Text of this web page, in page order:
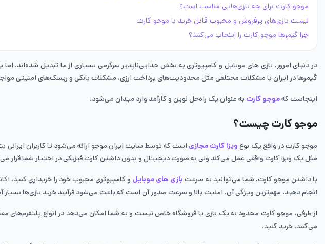
موجو کارت برای چه بازی‌هایی مناسب است؟
لیست بازی‌های پرفروش و محبوب قابل خرید با موجو کارت
چرا گیمرها موجو کارت را انتخاب می‌کنند؟
در دنیای امروز، بازی های موبایل و کامپیوتری به بخش جدایی‌ناپذیر سرگرمی بسیاری از ما تبدیل شده‌اند.
گیمرها در ایران با مشکلات مختلفی مثل محدودیت‌های پرداخت ارزی، مشکلات بانکی و ریسک‌های امنیتی
اینجاست کهموجو کارت به عنوان یک راه‌حل نوین و کارآمد وارد میدان می‌شود.
موجو کارت چیست؟
موجو کارت در واقع یک نوع ویزا کارت مجازی است که توسط سایت ایران موجو ارائه می‌شود تا کاربران ایرانی
مثل یک ویزا کارت واقعی عمل می‌کند ولی به صورت دیجیتال و بدون داشتن کارت فیزیکی در اختیار شما قرار
با داشتن موجو کارت، شما می‌توانید به سرعت بازی های موبایل و کامپیوتری محبوب خود را خریداری کنید،
انجام دهید. مهم‌ترین ویژگی آن، امنیت بالا و سرعت صدور آن است که باعث می‌شود فرآیند خرید بازی‌ها
از طرفی، موجو کارت محدود به یک بازی یا فروشگاه خاص نیست و به شما امکان می‌دهد در انواع پلتفرم‌های
می‌کنند، خرید کنید.